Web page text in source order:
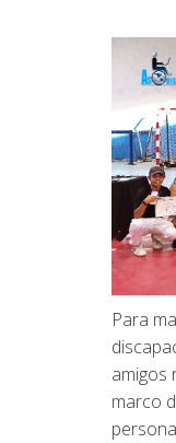
Para
amigos
marco